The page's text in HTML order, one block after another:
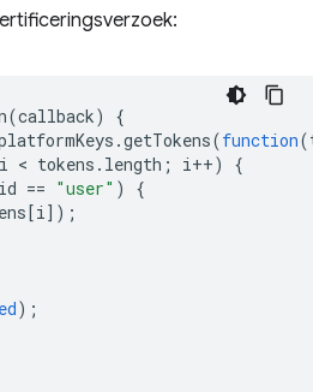
(callback)
{
.getTokens(function(
i < tokens . length ; i++)
{
id == "user" )
{
[i]);
);